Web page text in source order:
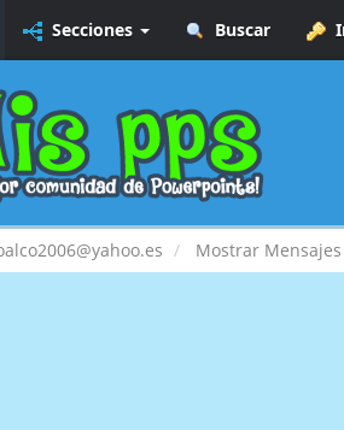
Secciones Buscar
Mostrar Mensajes